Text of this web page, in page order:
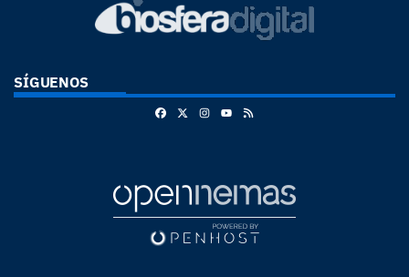
SÍGUENOS
FacebookInstagram